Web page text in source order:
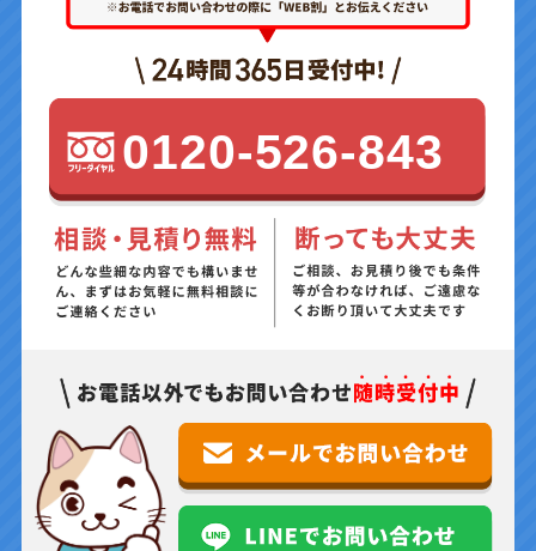
0120-526-843